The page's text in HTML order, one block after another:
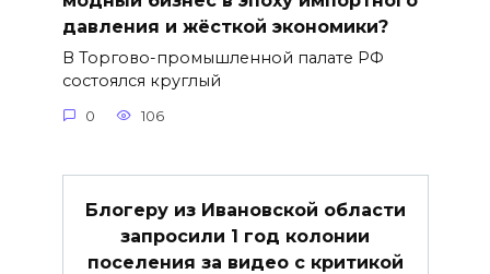
давления и жёсткой экономики?
В Торгово-промышленной палате РФ
состоялся круглый
0 106
Блогеру из Ивановской области
запросили 1 год колонии
поселения за видео с критикой